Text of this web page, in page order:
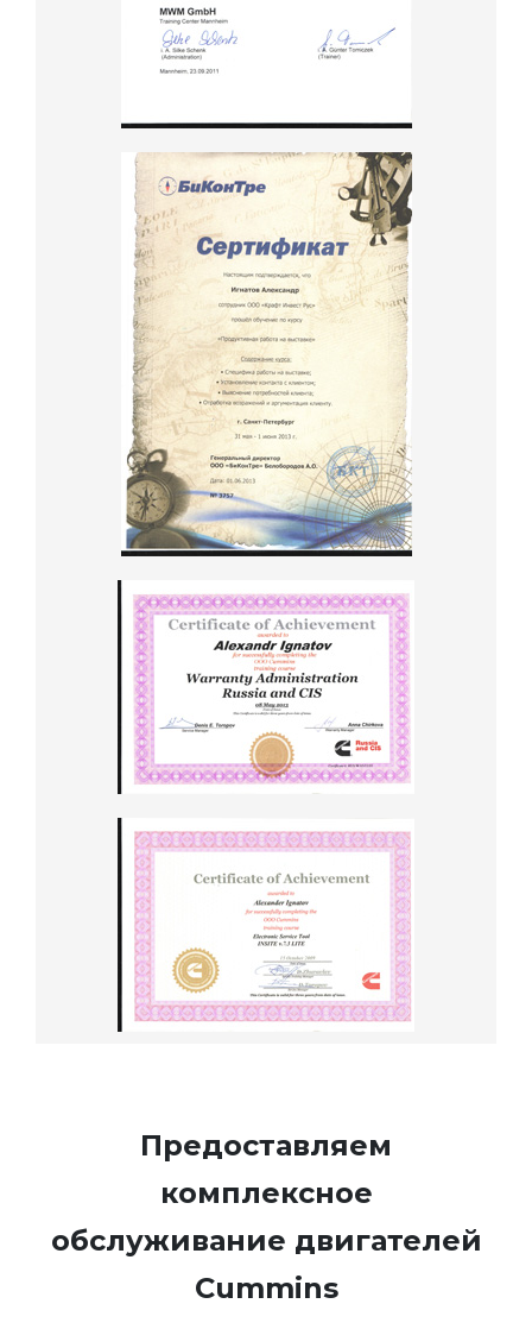
Предоставляем
комплексное
обслуживание двигателей
Cummins